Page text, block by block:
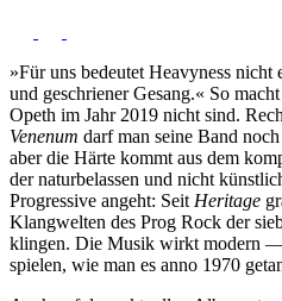
»Für uns bedeutet Heavyness
und geschriener Gesang.« So
Opeth im Jahr 2019 nicht sind.
Venenum darf man seine Band
aber die Härte kommt aus dem
der naturbelassen und nicht
Progressive angeht: Seit Heritage
Klangwelten des Prog Rock der
klingen. Die Musik wirkt modern
spielen, wie man es anno 1970